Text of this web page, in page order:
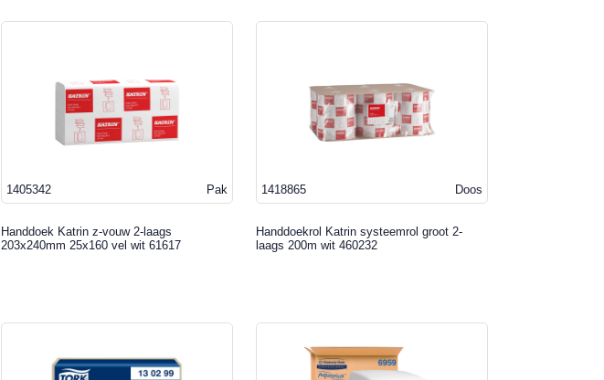
Pak
1405342
Handdoek Katrin z-vouw 2-laags
203x240mm 25x160 vel wit 61617
Doos
1418865
Handdoekrol Katrin systeemrol groot 2-
laags 200m wit 460232